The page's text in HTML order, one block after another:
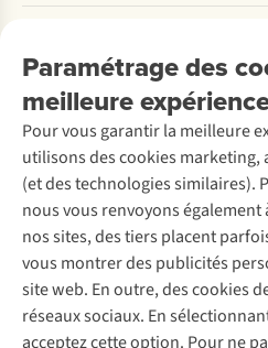
Paramétrage des
meilleure
Pour vous garantir la meilleure
utilisons des cookies
(et des technologies
nous vous renvoyons
nos sites, des tiers placent
vous montrer des publicités
site web. En outre, des cookies
réseaux sociaux. En
acceptez cette option. Pour ne
Payer
Retourner
Rétractation d'une commande
Entretien & réparations
Garantie
Contactez-nous
Entreprise responsable
À propos d’Ayacucho
Nos magasins
À propos d’A.S.Adventure
Déclaration d'accessibilité
Location / Location sports d’hiver
Seconde-main
Entretien de ski
Service de lavage
Entretien de chaussures
Réparation de chaussures
Réparation de vêtements
Retouches
Pour les entreprises
Découvrez
A.S.Magazine
Explore Camp
Expertise & conseils
Abonnez-vous à la newsletter
Suivez-